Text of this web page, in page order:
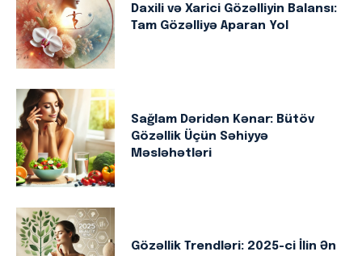
Daxili və Xarici Gözəlliyin Balansı:
Tam Gözəlliyə Aparan Yol
Sağlam Dəridən Kənar: Bütöv
Gözəllik Üçün Səhiyyə
Məsləhətləri
Gözəllik Trendləri: 2025-ci İlin Ən